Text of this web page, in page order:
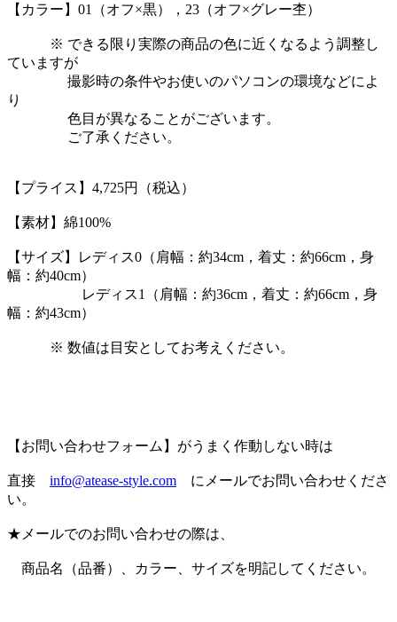
【カラー】01（オフ×黒），23（オフ×グレー杢）
※ できる限り実際の商品の色に近くなるよう調整し
ていますが
撮影時の条件やお使いのパソコンの環境などによ
り
色目が異なることがございます。
ご了承ください。
【プライス】4,725円（税込）
【素材】綿100%
【サイズ】レディス0（肩幅：約34cm，着丈：約66cm，身
幅：約40cm）
レディス1（肩幅：約36cm，着丈：約66cm，身
幅：約43cm）
※ 数値は目安としてお考えください。
【お問い合わせフォーム】がうまく作動しない時は
直接 info@atease-style.com にメールでお問い合わせくださ
い。
★メールでのお問い合わせの際は、
商品名（品番）、カラー、サイズを明記してください。